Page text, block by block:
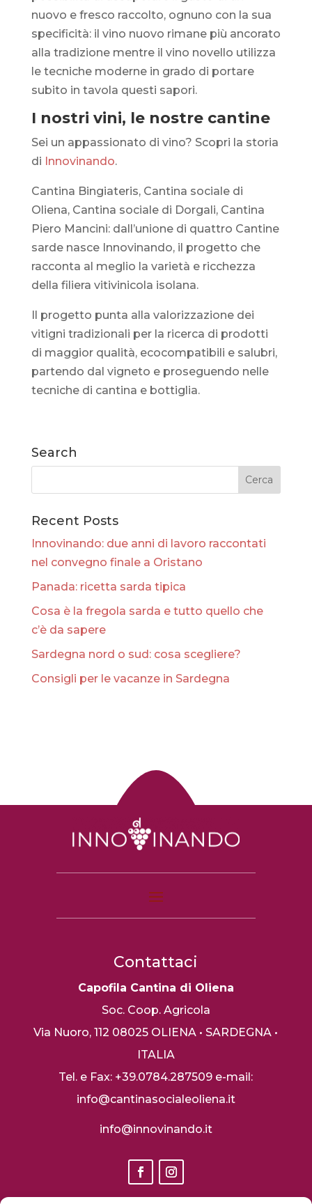
nuovo e fresco raccolto, ognuno con la sua
specificità: il vino nuovo rimane più ancorato
alla tradizione mentre il vino novello utilizza
le tecniche moderne in grado di portare
subito in tavola questi sapori.
I nostri vini, le nostre cantine
Sei un appassionato di vino? Scopri la storia
di Innovinando.
Cantina Bingiateris, Cantina sociale di
Oliena, Cantina sociale di Dorgali, Cantina
Piero Mancini: dall’unione di quattro Cantine
sarde nasce Innovinando, il progetto che
racconta al meglio la varietà e ricchezza
della filiera vitivinicola isolana.
Il progetto punta alla valorizzazione dei
vitigni tradizionali per la ricerca di prodotti
di maggior qualità, ecocompatibili e salubri,
partendo dal vigneto e proseguendo nelle
tecniche di cantina e bottiglia.
Search
Recent Posts
Innovinando: due anni di lavoro raccontati
nel convegno finale a Oristano
Panada: ricetta sarda tipica
Cosa è la fregola sarda e tutto quello che
c’è da sapere
Sardegna nord o sud: cosa scegliere?
Consigli per le vacanze in Sardegna
Contattaci
Capofila Cantina di Oliena
Soc. Coop. Agricola
Via Nuoro, 112 08025 OLIENA • SARDEGNA •
ITALIA
Tel. e Fax: +39.0784.287509 e-mail:
info@cantinasocialeoliena.it
info@innovinando.it